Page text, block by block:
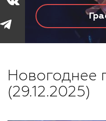
Новогоднее
(29.12.2025)